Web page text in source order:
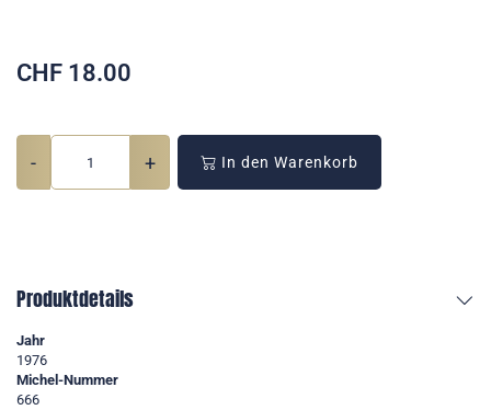
CHF 18.00
- + In den Warenkorb
Produktdetails
Jahr
1976
Michel-Nummer
666